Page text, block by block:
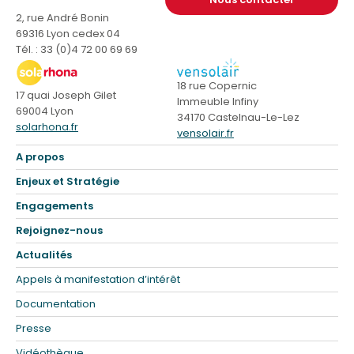
2, rue André Bonin
69316 Lyon cedex 04
Tél. : 33 (0)4 72 00 69 69
17 quai Joseph Gilet
69004 Lyon
solarhona.fr
18 rue Copernic
Immeuble Infiny
34170 Castelnau-Le-Lez
vensolair.fr
A propos
Enjeux et Stratégie
Engagements
Rejoignez-nous
Actualités
Appels à manifestation d’intérêt
Documentation
Presse